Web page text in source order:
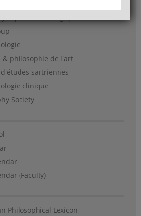
& philosophie de l'art
sartriennes
clinique
Society
(Faculty)
Philosophical Lexicon